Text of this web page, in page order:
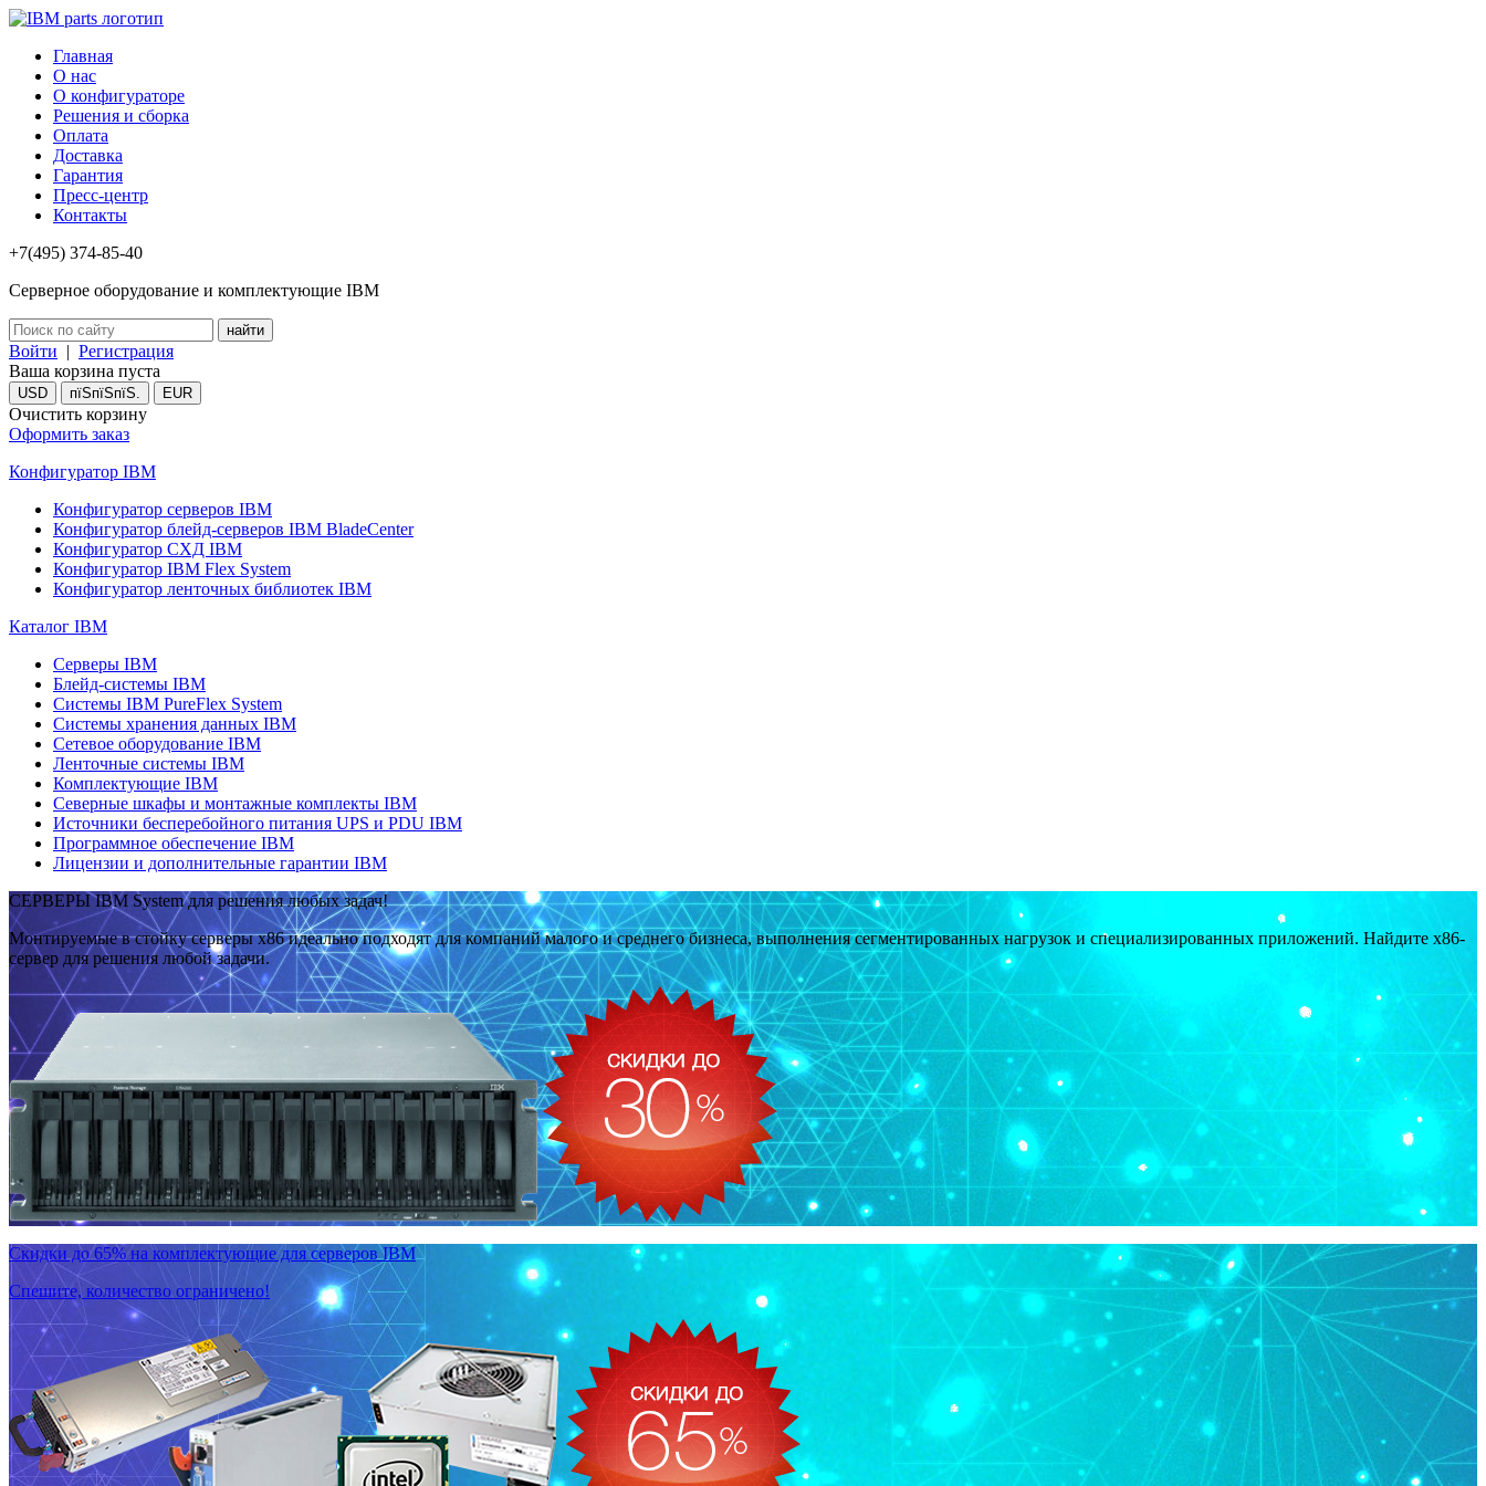
Главная
О нас
О конфигураторе
Решения и сборка
Оплата
Доставка
Гарантия
Пресс-центр
Контакты
+7(495) 374-85-40
Серверное оборудование и комплектующие IBM
Войти | Регистрация
Ваша корзина пуста
USD пїЅпїЅпїЅ. EUR
Очистить корзину
Оформить заказ
Конфигуратор IBM
Конфигуратор серверов IBM
Конфигуратор блейд-серверов IBM BladeCenter
Конфигуратор СХД IBM
Конфигуратор IBM Flex System
Конфигуратор ленточных библиотек IBM
Каталог IBM
Серверы IBM
Блейд-системы IBM
Системы IBM PureFlex System
Системы хранения данных IBM
Сетевое оборудование IBM
Ленточные системы IBM
Комплектующие IBM
Северные шкафы и монтажные комплекты IBM
Источники бесперебойного питания UPS и PDU IBM
Программное обеспечение IBM
Лицензии и дополнительные гарантии IBM
СЕРВЕРЫ IBM System для решения любых задач!
Монтируемые в стойку серверы x86 идеально подходят для компаний малого и среднего бизнеса, выполнения сегментированных нагрузок и специализированных приложений. Найдите x86-
сервер для решения любой задачи.
Скидки до 65% на комплектующие для серверов IBM
Спешите, количество ограничено!